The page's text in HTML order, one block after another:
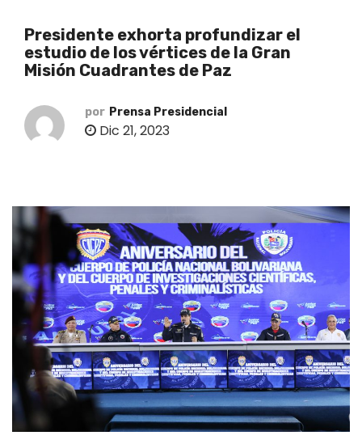
Presidente exhorta profundizar el
estudio de los vértices de la Gran
Misión Cuadrantes de Paz
por Prensa Presidencial
Dic 21, 2023